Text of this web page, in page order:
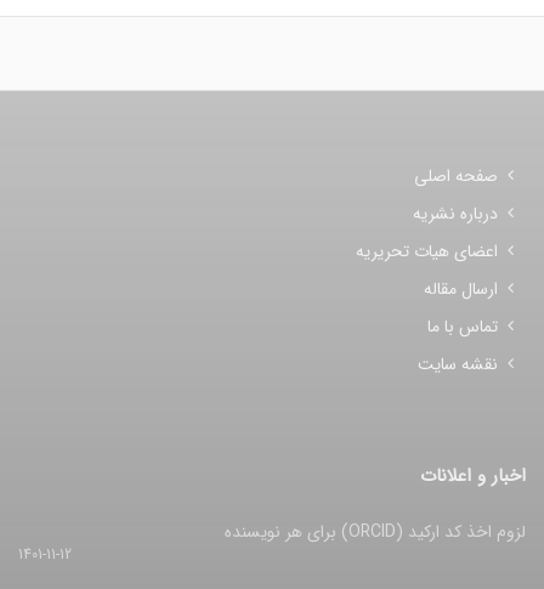
صفحه اصلی
درباره نشریه
اعضای هیات تحریریه
ارسال مقاله
تماس با ما
نقشه سایت
اخبار و اعلانات
لزوم اخذ کد ارکید (ORCID) برای هر نویسنده
1401-11-12